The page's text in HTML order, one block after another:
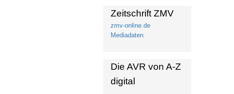
Zeitschrift ZMV
zmv-online.de
Mediadaten
Die AVR von A-Z
digital